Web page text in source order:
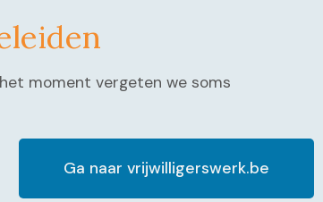
moment vergeten we soms
Ga naar vrijwilligerswerk.be